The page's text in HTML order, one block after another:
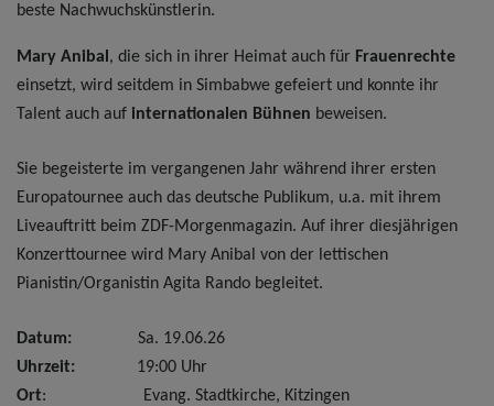
beste Nachwuchskünstlerin.
Mary Anibal , die sich in ihrer Heimat auch für Frauenrechte
einsetzt, wird seitdem in Simbabwe gefeiert und konnte ihr
Talent auch auf internationalen Bühnen beweisen.
Sie begeisterte im vergangenen Jahr während ihrer ersten
Europatournee auch das deutsche Publikum, u.a. mit ihrem
Liveauftritt beim ZDF-Morgenmagazin. Auf ihrer diesjährigen
Konzerttournee wird Mary Anibal von der lettischen
Pianistin/Organistin Agita Rando begleitet.
Datum: Sa. 19.06.26
Uhrzeit: 19:00 Uhr
Ort: Evang. Stadtkirche, Kitzingen